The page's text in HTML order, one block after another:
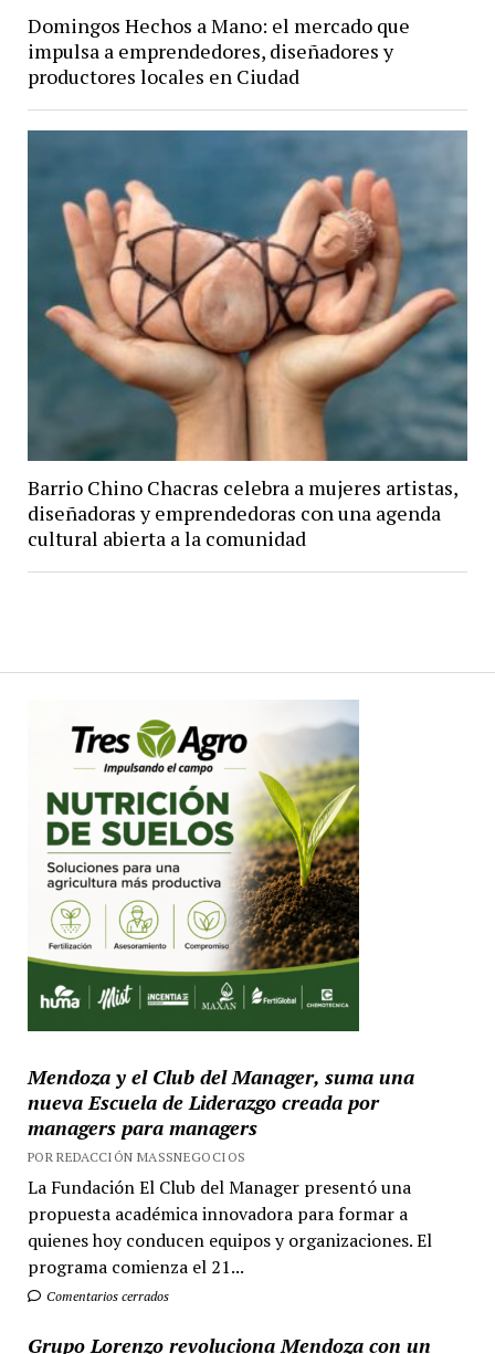
Domingos Hechos a Mano: el mercado que
impulsa a emprendedores, diseñadores y
productores locales en Ciudad
Barrio Chino Chacras celebra a mujeres artistas,
diseñadoras y emprendedoras con una agenda
cultural abierta a la comunidad
Mendoza y el Club del Manager, suma una
nueva Escuela de Liderazgo creada por
managers para managers
POR REDACCIÓN MASSNEGOCIOS
La Fundación El Club del Manager presentó una
propuesta académica innovadora para formar a
quienes hoy conducen equipos y organizaciones. El
programa comienza el 21...
Comentarios cerrados
Grupo Lorenzo revoluciona Mendoza con un